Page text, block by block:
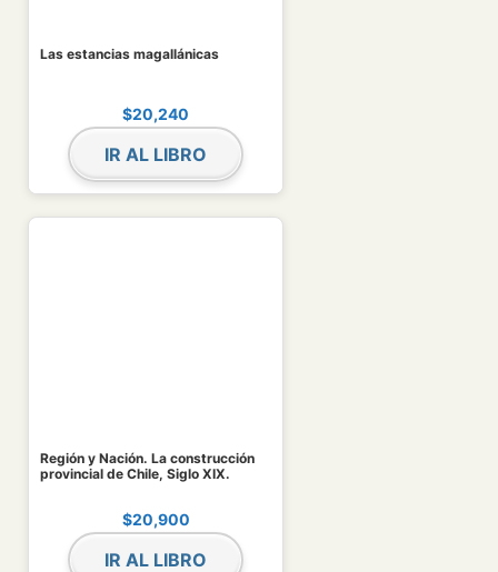
Las estancias magallánicas
$20,240
IR AL LIBRO
Región y Nación. La construcción
provincial de Chile, Siglo XIX.
$20,900
IR AL LIBRO